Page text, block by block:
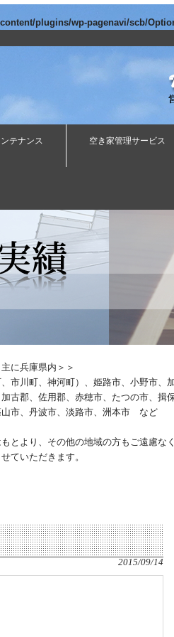
plugins/wp-pagenavi/scb/
テナンス 空き家管理サービス
に兵庫県内＞＞
市川町、神河町）、姫路市、小野市、
古郡、佐用郡、赤穂市、たつの市、揖
山市、丹波市、淡路市、洲本市 など
とより、その他の地域の方もご遠慮な
ていただきます。
2015/09/14